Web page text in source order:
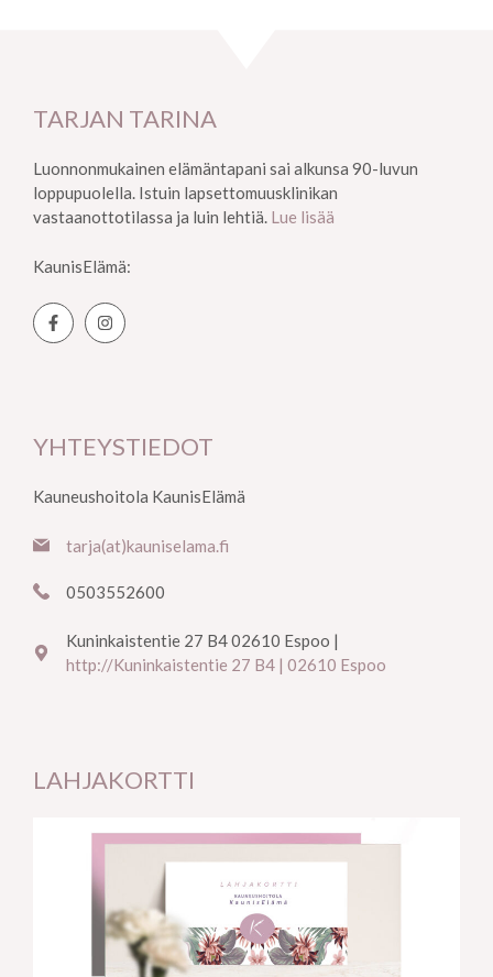
TARJAN TARINA
Luonnonmukainen elämäntapani sai alkunsa 90-luvun
loppupuolella. Istuin lapsettomuusklinikan
vastaanottotilassa ja luin lehtiä. Lue lisää
KaunisElämä:
YHTEYSTIEDOT
Kauneushoitola KaunisElämä
tarja(at)kauniselama.fi
0503552600
Kuninkaistentie 27 B4 02610 Espoo |
http://Kuninkaistentie 27 B4 | 02610 Espoo
LAHJAKORTTI